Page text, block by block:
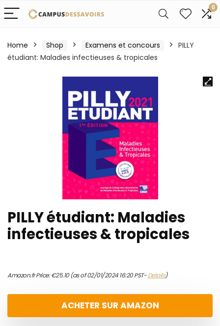
0
Home Shop Examens et concours
PILLY
étudiant: Maladies infectieuses & tropicales
PILLY étudiant: Maladies
infectieuses & tropicales
Amazon.fr Price:€25.10(as of 02/01/2024 16:20 PST-Details)
ACHETER SUR AMAZON